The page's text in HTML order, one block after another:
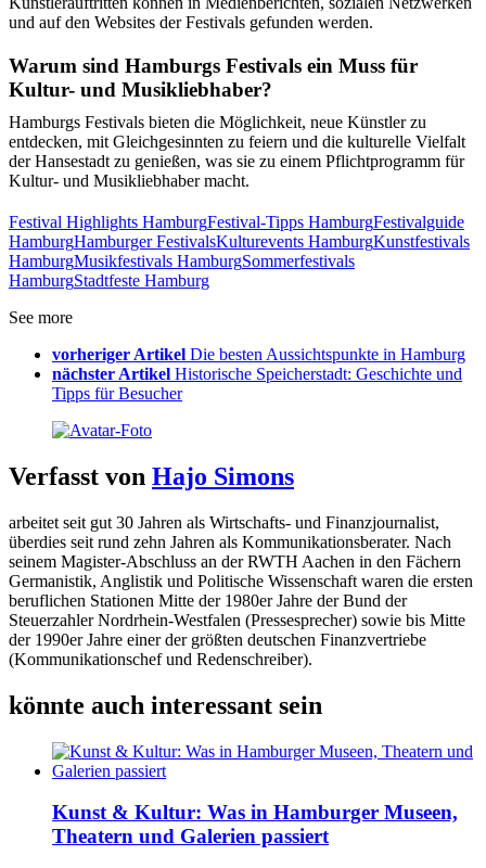
und auf den Websites der Festivals gefunden werden.
Warum sind Hamburgs Festivals ein Muss für
Kultur- und Musikliebhaber?
Hamburgs Festivals bieten die Möglichkeit, neue Künstler zu
entdecken, mit Gleichgesinnten zu feiern und die kulturelle Vielfalt
der Hansestadt zu genießen, was sie zu einem Pflichtprogramm für
Kultur- und Musikliebhaber macht.
Festival Highlights HamburgFestival-Tipps HamburgFestivalguide
HamburgHamburger FestivalsKulturevents HamburgKunstfestivals
HamburgMusikfestivals HamburgSommerfestivals
HamburgStadtfeste Hamburg
See more
vorheriger Artikel Die besten Aussichtspunkte in Hamburg
nächster Artikel Historische Speicherstadt: Geschichte und
Tipps für Besucher
Verfasst von Hajo Simons
arbeitet seit gut 30 Jahren als Wirtschafts- und Finanzjournalist,
überdies seit rund zehn Jahren als Kommunikationsberater. Nach
seinem Magister-Abschluss an der RWTH Aachen in den Fächern
Germanistik, Anglistik und Politische Wissenschaft waren die ersten
beruflichen Stationen Mitte der 1980er Jahre der Bund der
Steuerzahler Nordrhein-Westfalen (Pressesprecher) sowie bis Mitte
der 1990er Jahre einer der größten deutschen Finanzvertriebe
(Kommunikationschef und Redenschreiber).
könnte auch interessant sein
Kunst & Kultur: Was in Hamburger Museen,
Theatern und Galerien passiert